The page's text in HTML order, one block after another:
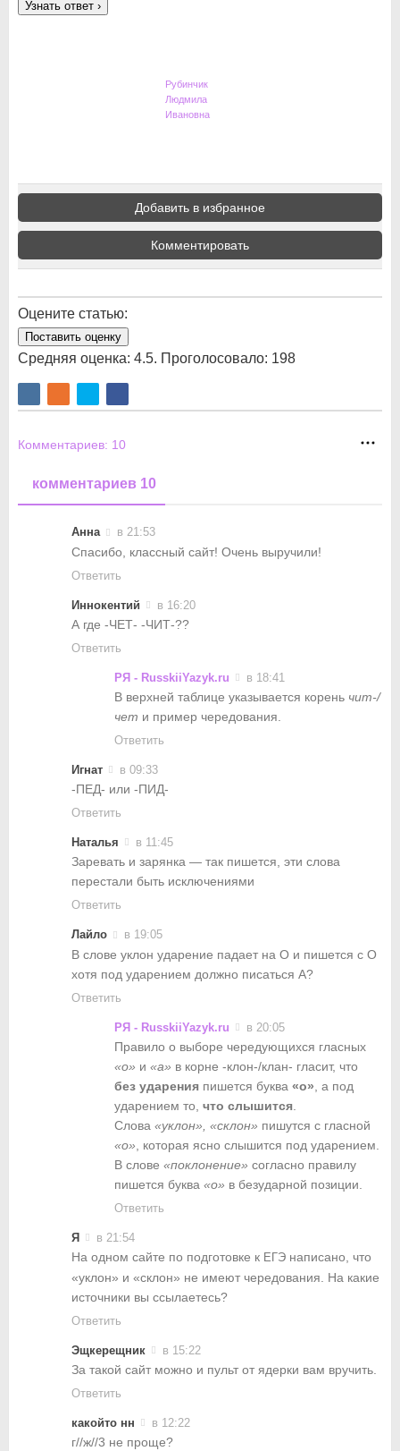
Узнать ответ ›
Рубинчик
Людмила
Ивановна
Добавить в избранное
Комментировать
Оцените статью:
Поставить оценку
Средняя оценка: 4.5. Проголосовало: 198
Комментариев: 10
комментариев 10
Анна в 21:53
Спасибо, классный сайт! Очень выручили!
Ответить
Иннокентий в 16:20
А где -ЧЕТ- -ЧИТ-??
Ответить
РЯ - RusskiiYazyk.ru в 18:41
В верхней таблице указывается корень чит-/
чет и пример чередования.
Ответить
Игнат в 09:33
-ПЕД- или -ПИД-
Ответить
Наталья в 11:45
Заревать и зарянка — так пишется, эти слова
перестали быть исключениями
Ответить
Лайло в 19:05
В слове уклон ударение падает на О и пишется с О
хотя под ударением должно писаться А?
Ответить
РЯ - RusskiiYazyk.ru в 20:05
Правило о выборе чередующихся гласных
«о» и «а» в корне -клон-/клан- гласит, что
без ударения пишется буква «о» , а под
ударением то, что слышится
Слова «уклон», «склон» пишутся с гласной
«о» , которая ясно слышится под ударением.
В слове «поклонение» согласно правилу
пишется буква «о» в безударной позиции.
Ответить
Я в 21:54
На одном сайте по подготовке к ЕГЭ написано, что
«уклон» и «склон» не имеют чередования. На какие
источники вы ссылаетесь?
Ответить
Эщкерещник в 15:22
За такой сайт можно и пульт от ядерки вам вручить.
Ответить
какойто нн в 12:22
г//ж//3 не проще?